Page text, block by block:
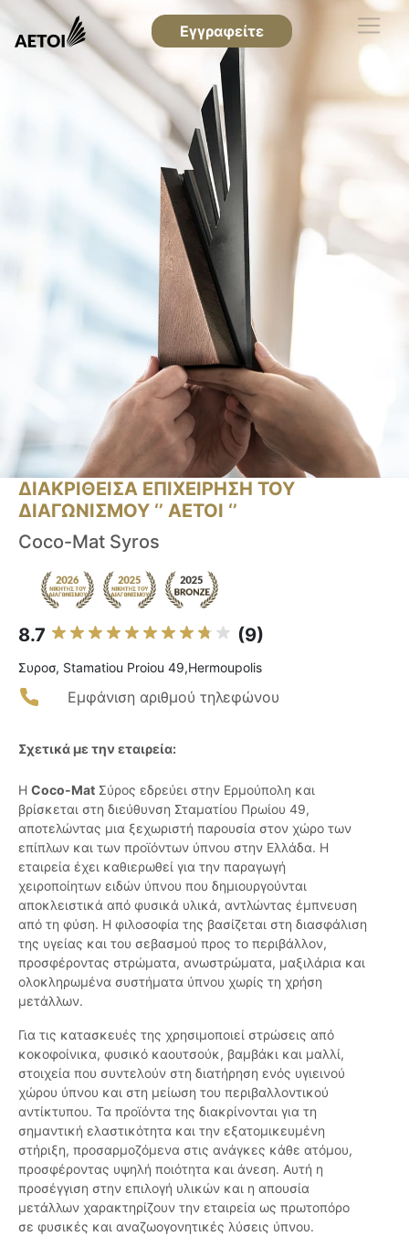
Εγγραφείτε
ΔΙΑΚΡΙΘΕΙΣΑ ΕΠΙΧΕΙΡΗΣΗ ΤΟΥ
ΔΙΑΓΩΝΙΣΜΟΥ ‘’ ΑΕΤΟΙ ‘’
Coco-Mat Syros
8.7 (9)
Συροσ, Stamatiou Proiou 49,Hermoupolis
Εμφάνιση αριθμού τηλεφώνου
Σχετικά με την εταιρεία:
Η Coco-Mat Σύρος εδρεύει στην Ερμούπολη και
βρίσκεται στη διεύθυνση Σταματίου Πρωίου 49,
αποτελώντας μια ξεχωριστή παρουσία στον χώρο των
επίπλων και των προϊόντων ύπνου στην Ελλάδα. Η
εταιρεία έχει καθιερωθεί για την παραγωγή
χειροποίητων ειδών ύπνου που δημιουργούνται
αποκλειστικά από φυσικά υλικά, αντλώντας έμπνευση
από τη φύση. Η φιλοσοφία της βασίζεται στη διασφάλιση
της υγείας και του σεβασμού προς το περιβάλλον,
προσφέροντας στρώματα, ανωστρώματα, μαξιλάρια και
ολοκληρωμένα συστήματα ύπνου χωρίς τη χρήση
μετάλλων.
Για τις κατασκευές της χρησιμοποιεί στρώσεις από
κοκοφοίνικα, φυσικό καουτσούκ, βαμβάκι και μαλλί,
στοιχεία που συντελούν στη διατήρηση ενός υγιεινού
χώρου ύπνου και στη μείωση του περιβαλλοντικού
αντίκτυπου. Τα προϊόντα της διακρίνονται για τη
σημαντική ελαστικότητα και την εξατομικευμένη
στήριξη, προσαρμοζόμενα στις ανάγκες κάθε ατόμου,
προσφέροντας υψηλή ποιότητα και άνεση. Αυτή η
προσέγγιση στην επιλογή υλικών και η απουσία
μετάλλων χαρακτηρίζουν την εταιρεία ως πρωτοπόρο
σε φυσικές και αναζωογονητικές λύσεις ύπνου.